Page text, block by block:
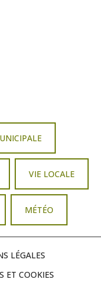
VIE LOCALE
MÉTÉO
LÉGALES
ET COOKIES